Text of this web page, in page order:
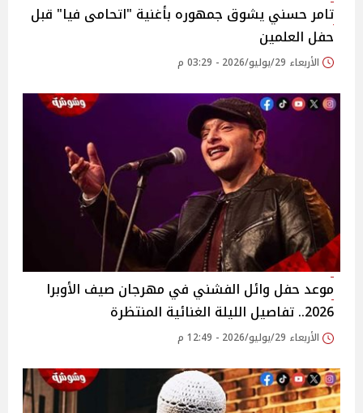
تامر حسني يشوق جمهوره بأغنية "اتحامى فيا" قبل
حفل العلمين
الأربعاء 29/يوليو/2026 - 03:29 م
موعد حفل وائل الفشني في مهرجان صيف الأوبرا
2026.. تفاصيل الليلة الغنائية المنتظرة
الأربعاء 29/يوليو/2026 - 12:49 م